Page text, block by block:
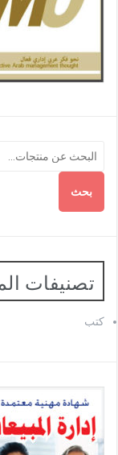
بحث
تصنيفات
كتب